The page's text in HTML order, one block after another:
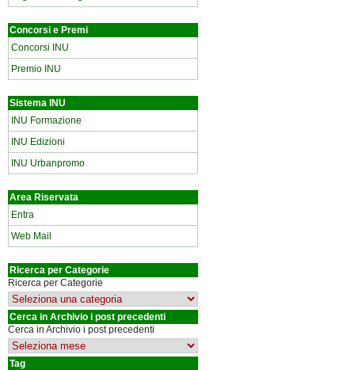
Concorsi e Premi
Concorsi INU
Premio INU
Sistema INU
INU Formazione
INU Edizioni
INU Urbanpromo
Area Riservata
Entra
Web Mail
Ricerca per Categorie
Ricerca per Categorie
Cerca in Archivio i post precedenti
Cerca in Archivio i post precedenti
Tag